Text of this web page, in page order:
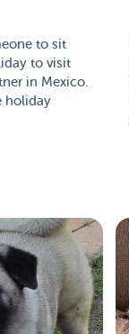
to sit
to visit
in Mexico.
holiday